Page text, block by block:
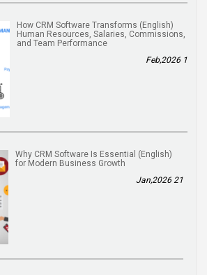
(English) How CRM Software Transforms
Human Resources, Salaries, Commissions,
and Team Performance
1 Feb,2026
(English) Why CRM Software Is Essential
for Modern Business Growth
21 Jan,2026